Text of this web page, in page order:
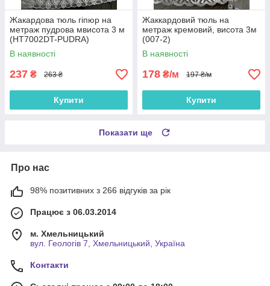
Жакардова тюль гіпюр на
метраж пудрова мвисота 3 м
(HT7002DT-PUDRA)
В наявності
237 ₴ 263 ₴
Купити
Жаккардовий тюль на
метраж кремовий, висота 3м
(007-2)
В наявності
178 ₴/м 197 ₴/м
Купити
Показати ще
Про нас
98% позитивних з 266 відгуків за рік
Працює з 06.03.2014
м. Хмельницький
вул. Геологів 7, Хмельницький, Україна
Контакти